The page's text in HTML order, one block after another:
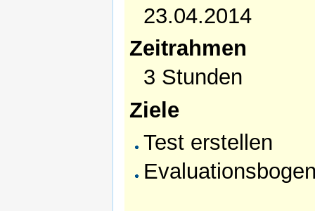
23.04.2014
Zeitrahmen
3 Stunden
Ziele
Test erstellen